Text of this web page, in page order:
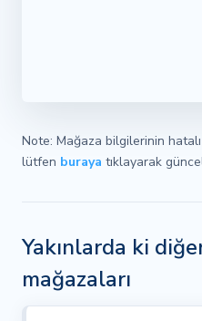
Note: Mağaza bilgilerinin
lütfen buraya tıklayarak
Yakınlarda ki
mağazaları